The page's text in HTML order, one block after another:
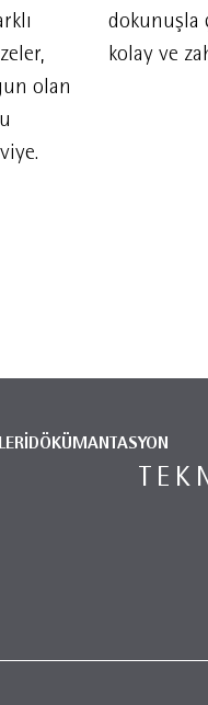
olan
dokunuşla
kolay ve
DÖKÜMANTASYON